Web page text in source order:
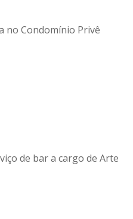
no Condomínio Privê
de bar a cargo de Arte